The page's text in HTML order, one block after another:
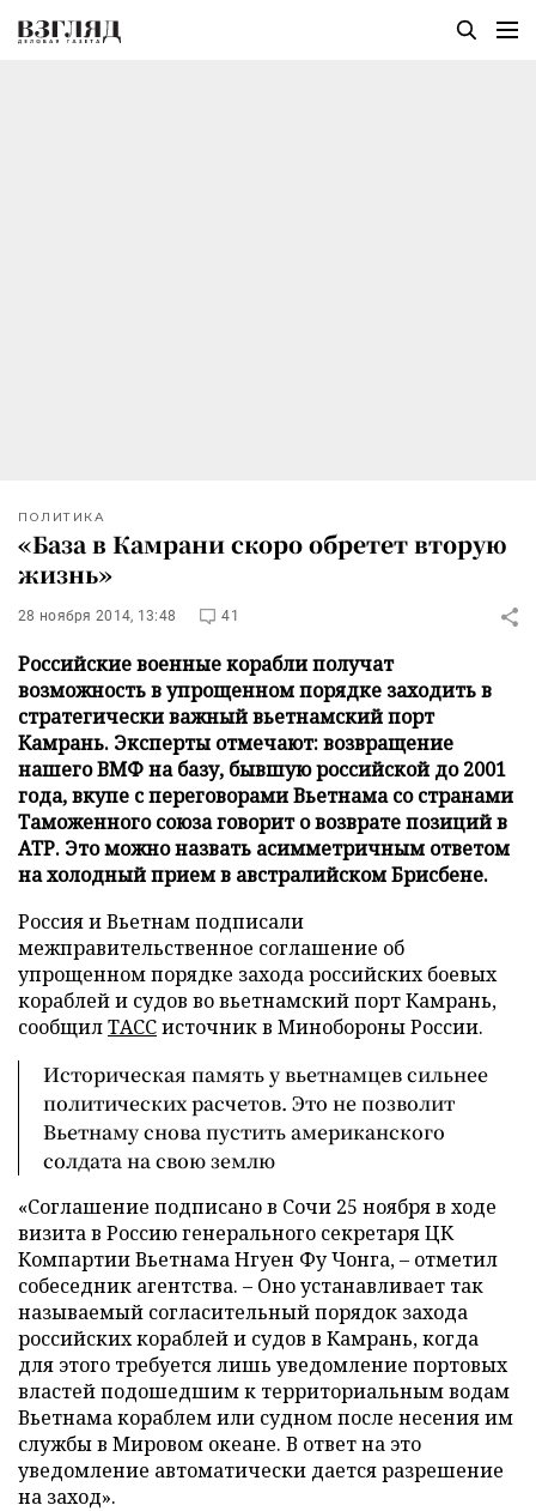
ПОЛИТИКА
«База в Камрани скоро обретет вторую
жизнь»
28 ноября 2014, 13:48 41
Российские военные корабли получат
возможность в упрощенном порядке заходить в
стратегически важный вьетнамский порт
Камрань. Эксперты отмечают: возвращение
нашего ВМФ на базу, бывшую российской до 2001
года, вкупе с переговорами Вьетнама со странами
Таможенного союза говорит о возврате позиций в
АТР. Это можно назвать асимметричным ответом
на холодный прием в австралийском Брисбене.
Россия и Вьетнам подписали
межправительственное соглашение об
упрощенном порядке захода российских боевых
кораблей и судов во вьетнамский порт Камрань,
сообщилТАССисточник в Минобороны России.
Историческая память у вьетнамцев сильнее
политических расчетов. Это не позволит
Вьетнаму снова пустить американского
солдата на свою землю
«Соглашение подписано в Сочи 25 ноября в ходе
визита в Россию генерального секретаря ЦК
Компартии Вьетнама Нгуен Фу Чонга, – отметил
собеседник агентства. – Оно устанавливает так
называемый согласительный порядок захода
российских кораблей и судов в Камрань, когда
для этого требуется лишь уведомление портовых
властей подошедшим к территориальным водам
Вьетнама кораблем или судном после несения им
службы в Мировом океане. В ответ на это
уведомление автоматически дается разрешение
на заход».